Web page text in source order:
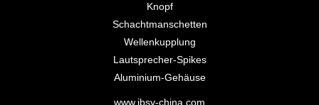
Knopf
Schachtmanschetten
Wellenkupplung
Lautsprecher-Spikes
Aluminium-Gehäuse
www.jbsy-china.com